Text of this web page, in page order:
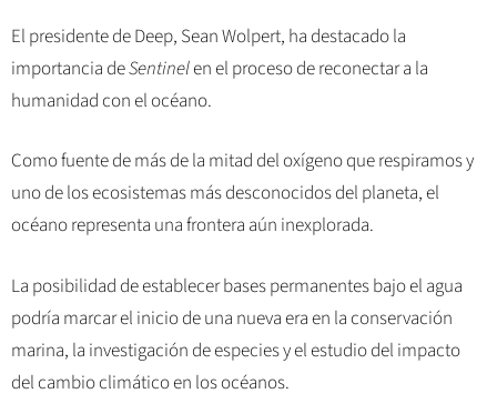
El presidente de Deep, Sean Wolpert, ha destacado la
importancia deSentinelen el proceso de reconectar a la
humanidad con el océano.
Como fuente de más de la mitad del oxígeno que respiramos y
uno de los ecosistemas más desconocidos del planeta, el
océano representa una frontera aún inexplorada.
La posibilidad de establecer bases permanentes bajo el agua
podría marcar el inicio de una nueva era en la conservación
marina, la investigación de especies y el estudio del impacto
del cambio climático en los océanos.